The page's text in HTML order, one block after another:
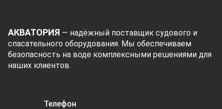
АКВАТОРИЯ — надёжный поставщик судового и
спасательного оборудования. Мы обеспечиваем
безопасность на воде комплексными решениями для
наших клиентов.
Телефон